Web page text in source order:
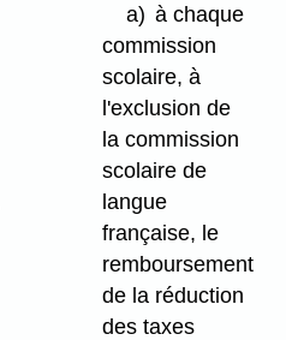
a) à chaque
commission
scolaire, à
l'exclusion de
la commission
scolaire de
langue
française, le
remboursement
de la réduction
des taxes